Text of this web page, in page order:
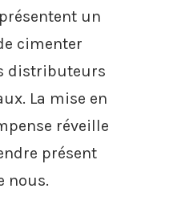
un
cimenter
distributeurs
La mise en
réveille
présent
nous.